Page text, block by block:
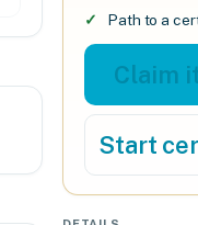
Path to a
Claim
Start